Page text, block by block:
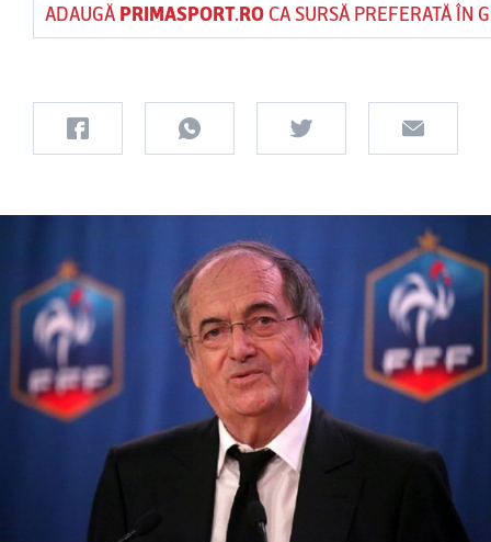
ADAUGĂ PRIMASPORT.ROCA SURSĂ PREFERATĂ ÎN